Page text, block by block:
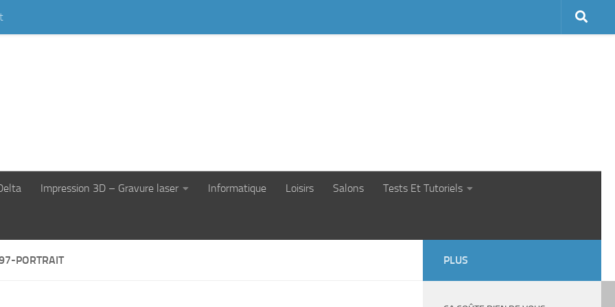
Impression 3D – Gravure laser Informatique Loisirs Salons Tests Et Tutoriels
PORTRAIT PLUS